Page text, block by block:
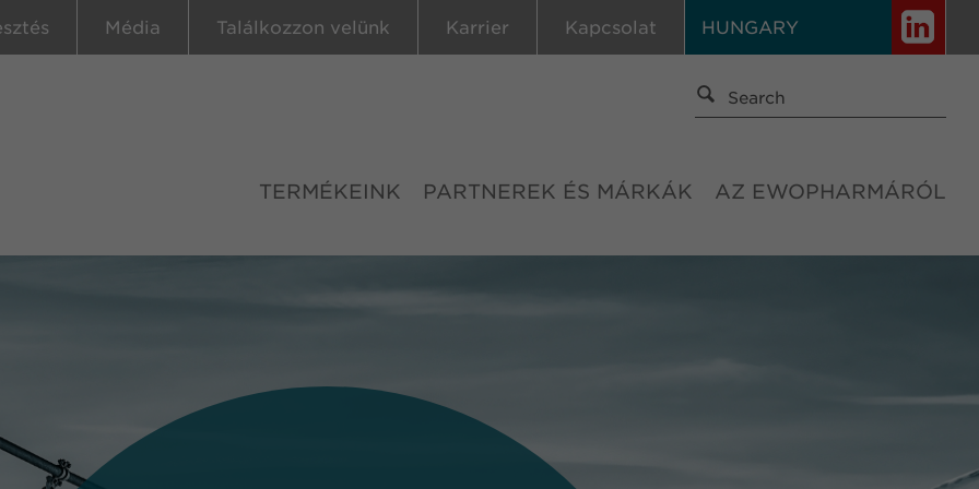
HUNGARY
Média Találkozzon velünk Karrier Kapcsolat
TERMÉKEINK PARTNEREK ÉS MÁRKÁK AZ EWOPHARMÁRÓL